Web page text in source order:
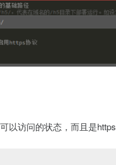
以访问的状态，而且是